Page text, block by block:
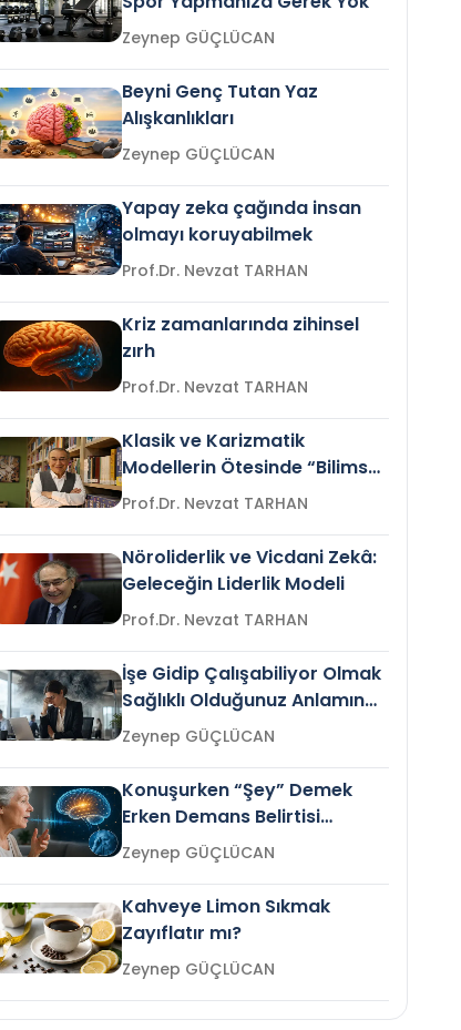
Zeynep GÜÇLÜCAN
Beyni Genç Tutan Yaz
Alışkanlıkları
Zeynep GÜÇLÜCAN
Yapay zeka çağında insan
olmayı koruyabilmek
Prof.Dr. Nevzat TARHAN
Kriz zamanlarında zihinsel
zırh
Prof.Dr. Nevzat TARHAN
Klasik ve Karizmatik
Modellerin Ötesinde “Bilimsel
Liderlik”
Prof.Dr. Nevzat TARHAN
Nöroliderlik ve Vicdani Zekâ:
Geleceğin Liderlik Modeli
Prof.Dr. Nevzat TARHAN
İşe Gidip Çalışabiliyor Olmak
Sağlıklı Olduğunuz Anlamına
Gelir mi?Zeynep GÜÇLÜCAN
Konuşurken “Şey” Demek
Erken Demans Belirtisi
Olabilir mi?Zeynep GÜÇLÜCAN
Kahveye Limon Sıkmak
Zayıflatır mı?
Zeynep GÜÇLÜCAN